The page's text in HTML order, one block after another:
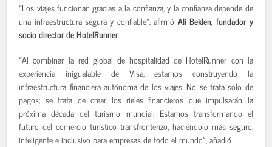
«Los viajes funcionan gracias a la confianza, y la confianza depende de
una infraestructura segura y confiable», afirmó Ali Beklen, fundador y
socio director de HotelRunner.
«Al combinar la red global de hospitalidad de HotelRunner con la
experiencia inigualable de Visa, estamos construyendo la
infraestructura financiera autónoma de los viajes. No se trata solo de
pagos; se trata de crear los rieles financieros que impulsarán la
próxima década del turismo mundial. Estamos transformando el
futuro del comercio turístico transfronterizo, haciéndolo más seguro,
inteligente e inclusivo para empresas de todo el mundo», añadió.